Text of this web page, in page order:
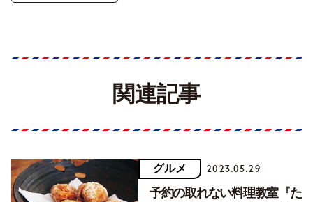
関連記事
グルメ 2023.05.29
予約の取れない料理教室『た